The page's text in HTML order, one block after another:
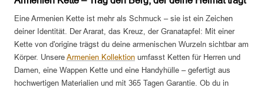
Eine Armenien Kette ist mehr als Schmuck – sie ist ein Zeichen
deiner Identität. Der Ararat, das Kreuz, der Granatapfel: Mit einer
Kette von d'origine trägst du deine armenischen Wurzeln sichtbar am
Körper. Unsere Armenien Kollektion umfasst Ketten für Herren und
Damen, eine Wappen Kette und eine Handyhülle – gefertigt aus
hochwertigen Materialien und mit 365 Tagen Garantie. Ob du in